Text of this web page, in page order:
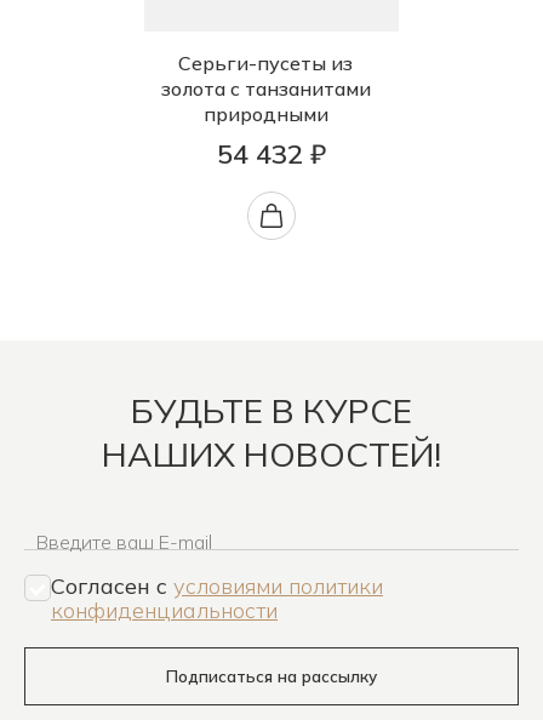
Серьги-пусеты из
золота с танзанитами
природными
54 432 ₽
БУДЬТЕ В КУРСЕ
НАШИХ НОВОСТЕЙ!
Введите ваш E-mail
Согласен c условиями политики
конфиденциальности
Подписаться на рассылку